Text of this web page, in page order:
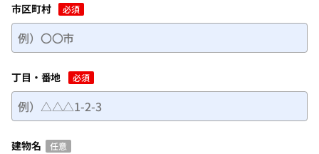
市区町村 必須
丁目・番地 必須
建物名 任意